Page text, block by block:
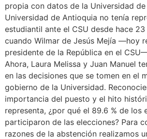
propia con datos de la Universidad
Universidad de Antioquia no tenía
estudiantil ante el CSU desde hace
cuando Wilmar de Jesús Mejía —hoy
presidente de la República en el
Ahora, Laura Melissa y Juan Manuel
en las decisiones que se tomen en el
gobierno de la Universidad.
importancia del puesto y el hito
representa, ¿por qué el 89.6 % de los
participaron de las elecciones? Para
razones de la abstención realizamos